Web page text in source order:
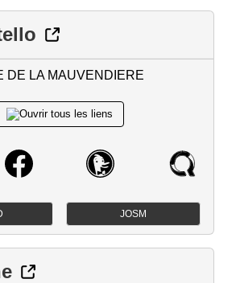
DE LA MAUVENDIERE
JOSM